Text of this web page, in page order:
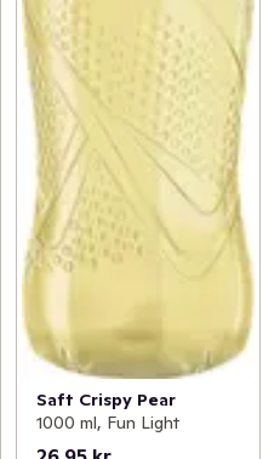
Saft Crispy Pear
1000 ml, Fun Light